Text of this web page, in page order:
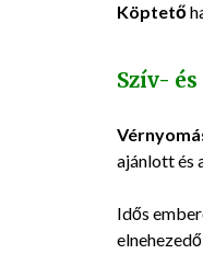
Köptető
Szív-
ajánlott és
Idős